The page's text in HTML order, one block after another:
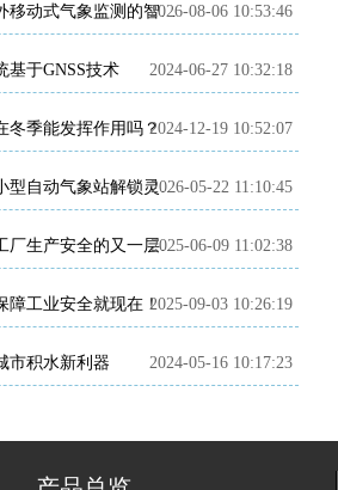
手持气象站：田间户外移动式气象监测的智能便携装备
2026-08-06 10:53:46
基于GNSS技术 2024-06-27 10:32:18
冬季能发挥作用吗？2024-12-19 10:52:07
轻装测万象，便携式小型自动气象站解锁灵活气象监测新模式
2026-05-22 11:10:45
防爆自动气象站，化工厂生产安全的又一层屏障
2025-06-09 11:02:38
障工业安全就现在！2025-09-03 10:26:19
积水新利器 2024-05-16 10:17:23